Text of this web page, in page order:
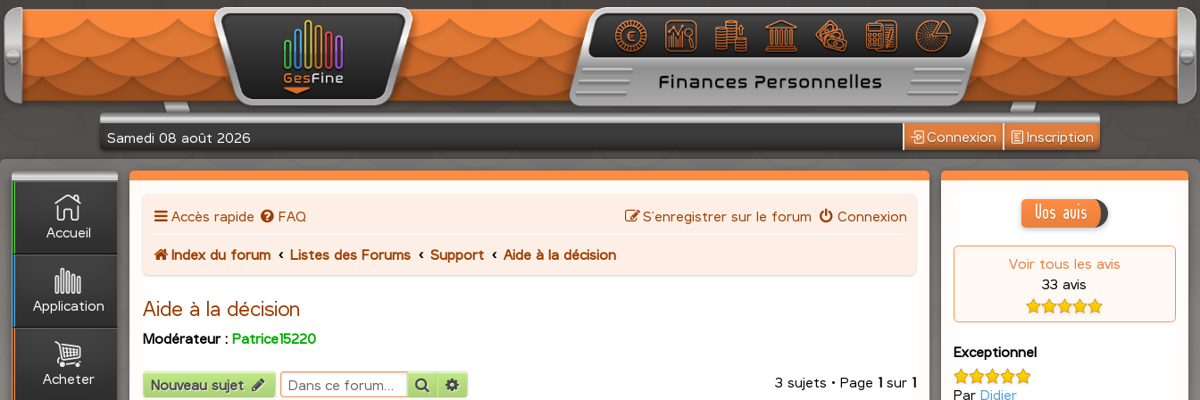
Samedi 08 août 2026 Connexion Inscription
Accueil
Application
Acheter
Accès rapide FAQ Connexion
S’enregistrer sur le forum
Index du forum Listes des Forums Support Aide à la décision
Aide à la décision
Modérateur : Patrice15220
Nouveau sujet Rechercher 3 sujets • Page 1sur 1
Vos avis
Voir tous les avis
33 avis
Exceptionnel
Par Didier